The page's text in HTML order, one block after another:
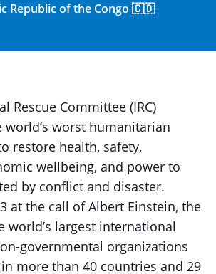
Republic of the Congo 🇨🇩
Rescue Committee (IRC)
worst humanitarian
restore health, safety,
wellbeing, and power to
by conflict and disaster.
at the call of Albert Einstein, the
world’s largest international
governmental organizations
more than 40 countries and 29